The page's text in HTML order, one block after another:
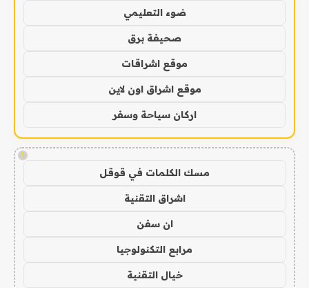
ضوء التعليمي
صحيفة برق
موقع اشراقات
موقع اشراق اون لاين
اركان سياحة وسفر
!
مسك الكلمات في قوقل
اشراق التقنية
ان سفن
مرابع التكنولوجيا
خيال التقنية